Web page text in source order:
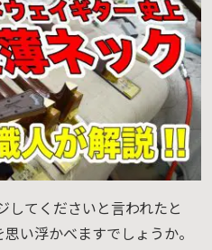
してくださいと言われたと
い浮かべますでしょうか。